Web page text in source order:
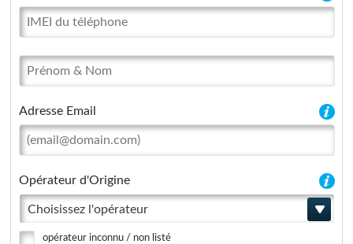
Adresse Email
Opérateur d'Origine
Choisissez l'opérateur
opérateur inconnu / non listé